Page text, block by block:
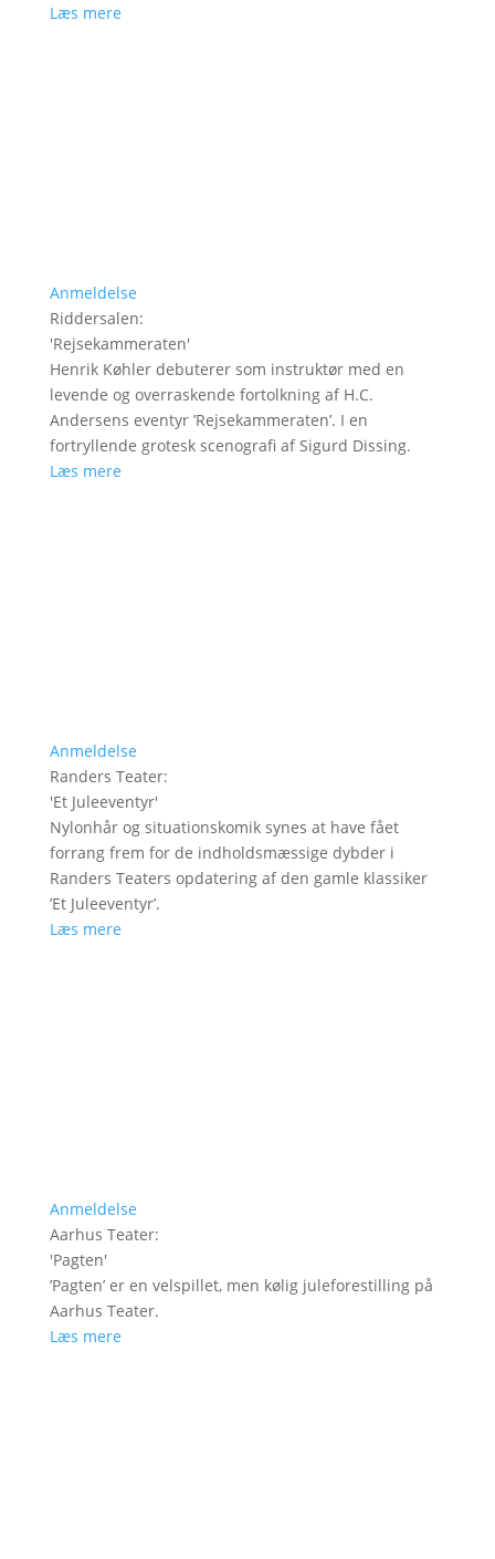
Læs mere
Anmeldelse
Riddersalen:
'Rejsekammeraten'
Henrik Køhler debuterer som instruktør med en
levende og overraskende fortolkning af H.C.
Andersens eventyr ’Rejsekammeraten’. I en
fortryllende grotesk scenografi af Sigurd Dissing.
Læs mere
Anmeldelse
Randers Teater:
'Et Juleeventyr'
Nylonhår og situationskomik synes at have fået
forrang frem for de indholdsmæssige dybder i
Randers Teaters opdatering af den gamle klassiker
’Et Juleeventyr’.
Læs mere
Anmeldelse
Aarhus Teater:
'Pagten'
’Pagten’ er en velspillet, men kølig juleforestilling på
Aarhus Teater.
Læs mere